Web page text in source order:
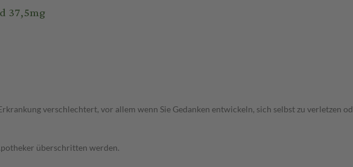
37,5mg
verschlechtert, vor allem wenn Sie Gedanken entwickeln, sich selbst zu verletzen
überschritten werden.